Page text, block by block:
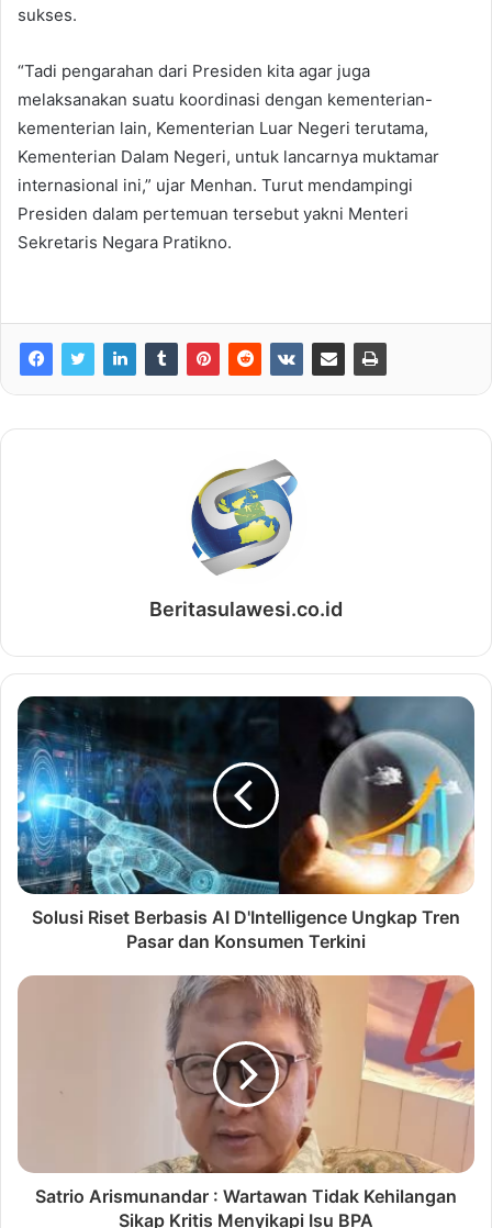
sukses.
“Tadi pengarahan dari Presiden kita agar juga
melaksanakan suatu koordinasi dengan kementerian-
kementerian lain, Kementerian Luar Negeri terutama,
Kementerian Dalam Negeri, untuk lancarnya muktamar
internasional ini,” ujar Menhan. Turut mendampingi
Presiden dalam pertemuan tersebut yakni Menteri
Sekretaris Negara Pratikno.
Beritasulawesi.co.id
Solusi Riset Berbasis AI D'Intelligence Ungkap Tren
Pasar dan Konsumen Terkini
Satrio Arismunandar : Wartawan Tidak Kehilangan
Sikap Kritis Menyikapi Isu BPA